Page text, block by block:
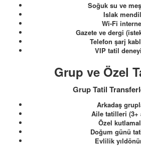
Soğuk su ve
Islak mendil
Wi-Fi
Gazete ve dergi
Telefon şarj
VIP tatil
Grup ve Özel
Grup Tatil
Arkadaş
Aile tatilleri (3+
Özel
Doğum günü
Evlilik